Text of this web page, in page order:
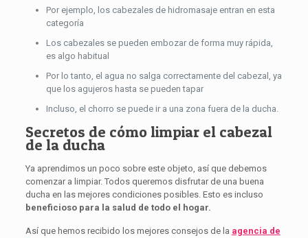
Por ejemplo, los cabezales de hidromasaje entran en esta
categoría
Los cabezales se pueden embozar de forma muy rápida,
es algo habitual
Por lo tanto, el agua no salga correctamente del cabezal, ya
que los agujeros hasta se pueden tapar
Incluso, el chorro se puede ir a una zona fuera de la ducha.
Secretos de cómo limpiar el cabezal
de la ducha
Ya aprendimos un poco sobre este objeto, así que debemos
comenzar a limpiar. Todos queremos disfrutar de una buena
ducha en las mejores condiciones posibles. Esto es incluso
beneficioso para la salud de todo el hogar.
Así que hemos recibido los mejores consejos de la agencia de